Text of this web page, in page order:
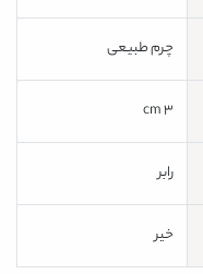
چرم طبیعی
رابر
خیر